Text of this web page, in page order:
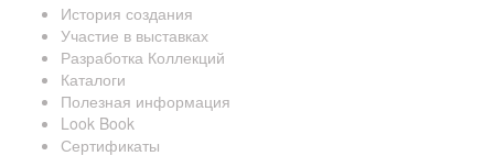
История создания
Участие в выставках
Разработка Коллекций
Каталоги
Полезная информация
Look Book
Сертификаты